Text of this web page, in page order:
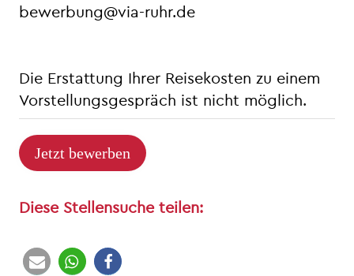
bewerbung@via-ruhr.de
Die Erstattung Ihrer Reisekosten zu einem
Vorstellungsgespräch ist nicht möglich.
Jetzt bewerben
Diese Stellensuche teilen: